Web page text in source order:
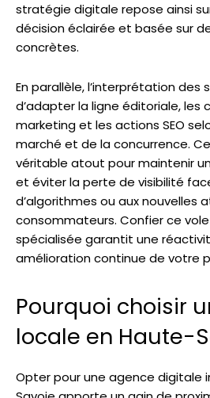
stratégie digitale repose ainsi
décision éclairée et basée sur
concrètes.
En parallèle, l’interprétation
d’adapter la ligne éditoriale, les
marketing et les actions SEO
marché et de la concurrence.
véritable atout pour maintenir
et éviter la perte de visibilité
d’algorithmes ou aux nouvelles
consommateurs. Confier ce
spécialisée garantit une
amélioration continue de votre
Pourquoi choisir
locale en Haute-
Opter pour une agence digitale